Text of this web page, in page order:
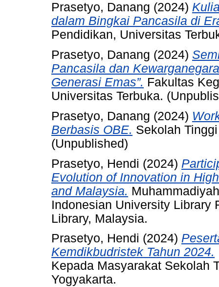
Prasetyo, Danang (2024)
dalam Bingkai Pancasila di
Pendidikan, Universitas
Prasetyo, Danang (2024)
Pancasila dan
Generasi Emas”. Fakultas
Universitas Terbuka.
Prasetyo, Danang (2024)
Berbasis OBE. Sekolah
(Unpublished)
Prasetyo, Hendi (2024)
Evolution of Innovation in
and Malaysia.
Indonesian University Library
Library, Malaysia.
Prasetyo, Hendi (2024)
Kemdikbudristek Tahun 2024.
Kepada Masyarakat Sekolah
Yogyakarta.